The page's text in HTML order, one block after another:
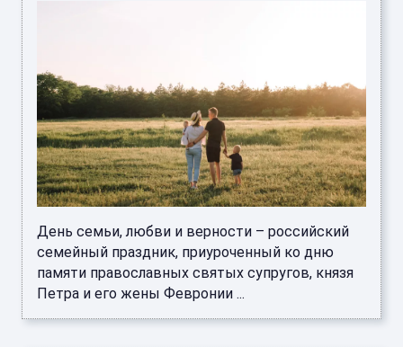
День семьи, любви и верности – российский
семейный праздник, приуроченный ко дню
памяти православных святых супругов, князя
Петра и его жены Февронии ...